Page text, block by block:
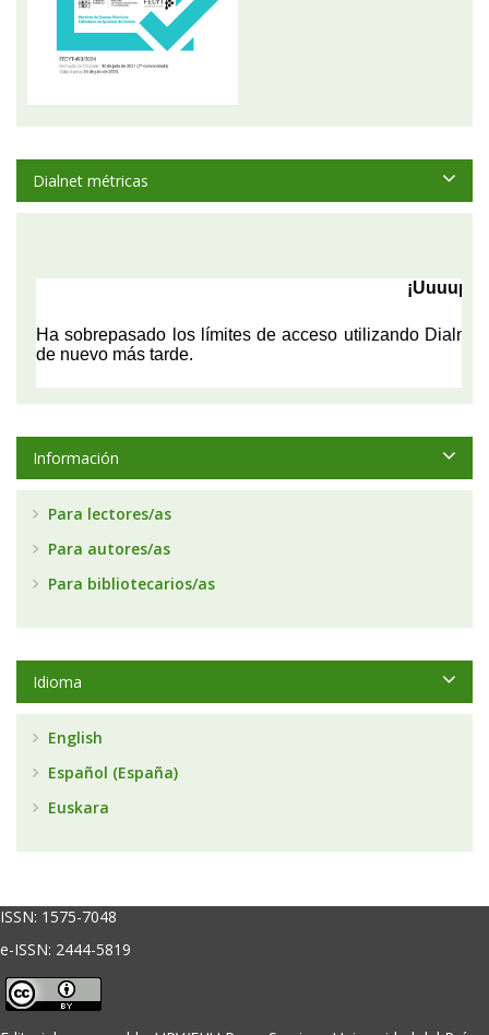
Dialnet métricas
Información
Para lectores/as
Para autores/as
Para bibliotecarios/as
Idioma
English
Español (España)
Euskara
ISSN: 1575-7048
e-ISSN: 2444-5819